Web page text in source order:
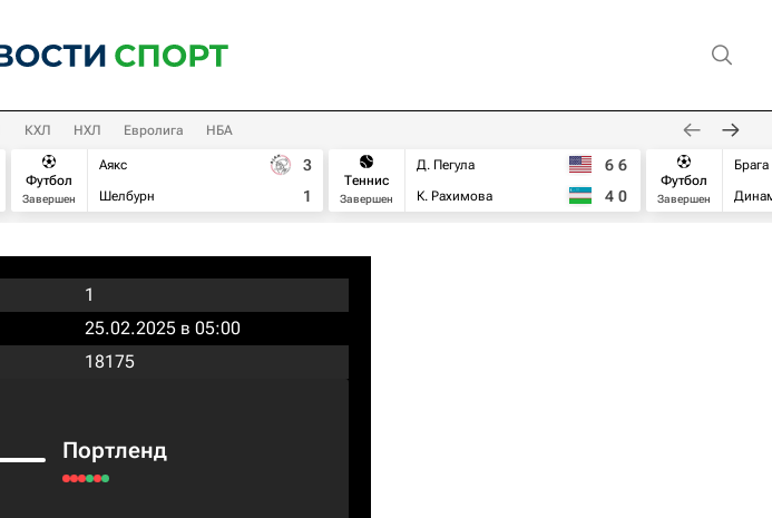
КХЛ НХЛ Евролига НБА
Футбол
Завершен
Аякс
Шелбурн
3
1
Теннис
Завершен
Д. Пегула
К. Рахимова
6 6
4 0
Футбол
Завершен
Брага
1
25.02.2025 в 05:00
18175
Портленд